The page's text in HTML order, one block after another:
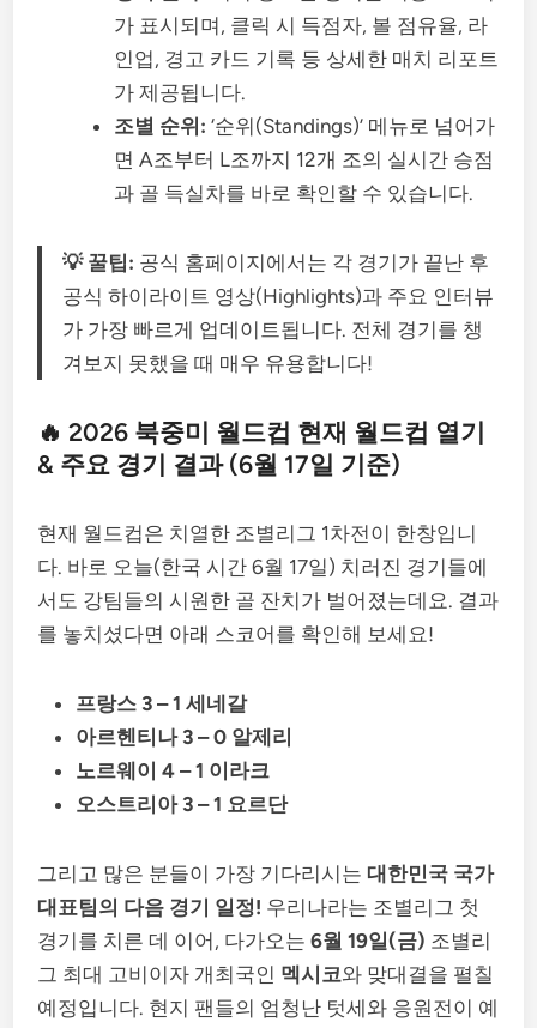
가 표시되며, 클릭 시 득점자, 볼 점유율, 라
인업, 경고 카드 기록 등 상세한 매치 리포트
가 제공됩니다.
조별 순위: ‘순위(Standings)’ 메뉴로 넘어가
면 A조부터 L조까지 12개 조의 실시간 승점
과 골 득실차를 바로 확인할 수 있습니다.
💡 꿀팁: 공식 홈페이지에서는 각 경기가 끝난 후
공식 하이라이트 영상(Highlights)과 주요 인터뷰
가 가장 빠르게 업데이트됩니다. 전체 경기를 챙
겨보지 못했을 때 매우 유용합니다!
🔥 2026 북중미 월드컵 현재 월드컵 열기
& 주요 경기 결과 (6월 17일 기준)
현재 월드컵은 치열한 조별리그 1차전이 한창입니
다. 바로 오늘(한국 시간 6월 17일) 치러진 경기들에
서도 강팀들의 시원한 골 잔치가 벌어졌는데요. 결과
를 놓치셨다면 아래 스코어를 확인해 보세요!
프랑스 3 – 1 세네갈
아르헨티나 3 – 0 알제리
노르웨이 4 – 1 이라크
오스트리아 3 – 1 요르단
그리고 많은 분들이 가장 기다리시는대한민국 국가
대표팀의 다음 경기 일정! 우리나라는 조별리그 첫
경기를 치른 데 이어, 다가오는6월 19일(금) 조별리
그 최대 고비이자 개최국인 멕시코와 맞대결을 펼칠
예정입니다. 현지 팬들의 엄청난 텃세와 응원전이 예